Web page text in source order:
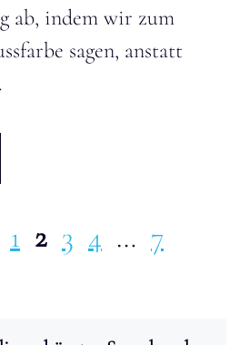
ab, indem wir zum
sagen, anstatt
Seite
1 Seite
2 Seite
3 Seite
4 … Seite
7